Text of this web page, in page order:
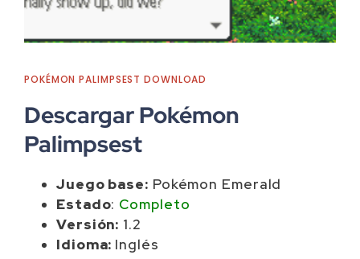
POKÉMON PALIMPSEST DOWNLOAD
Descargar Pokémon
Palimpsest
Juego base: Pokémon Emerald
Estado: Completo
Versión: 1.2
Idioma: Inglés